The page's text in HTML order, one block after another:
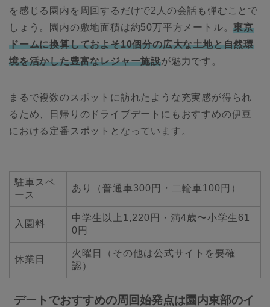
を感じる園内を周回するだけで2人の会話も弾むことで
しょう。園内の敷地面積は約50万平方メートル。東京
ドームに換算しておよそ10個分の広大な土地と自然環
境を活かした豊富なレジャー施設が魅力です。
まるで複数のスポットに訪れたような充実感が得られ
るため、日帰りのドライブデートにもおすすめの伊豆
における定番スポットとなっています。
駐車スペ
ース
あり（普通車300円・二輪車100円）
入園料
中学生以上1,220円・満4歳〜小学生61
0円
休業日
火曜日（その他は公式サイトを要確
認）
デートでおすすめの周回始発点は園内東部のイ